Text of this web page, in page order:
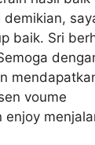
demikian,
baik. Sri
voume